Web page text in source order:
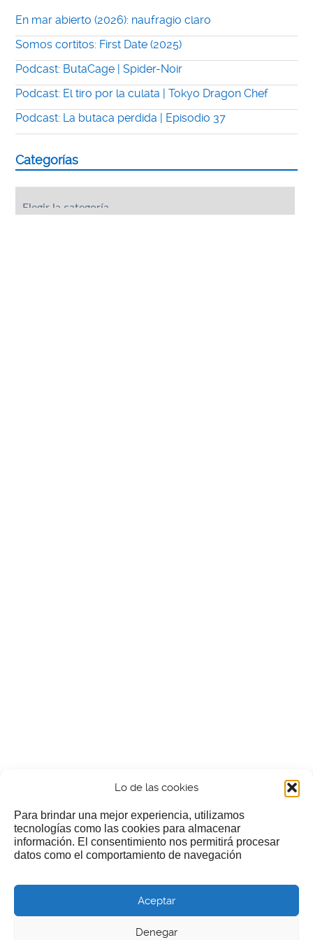
Lo de las cookies
Para brindar una mejor experiencia, utilizamos
tecnologías como las cookies para almacenar
información. El consentimiento nos permitirá procesar
datos como el comportamiento de navegación
Aceptar
Denegar
En mar abierto (2026): naufragio claro
Somos cortitos: First Date (2025)
Podcast: ButaCage | Spider-Noir
Podcast: El tiro por la culata | Tokyo Dragon Chef
Podcast: La butaca perdida | Episodio 37
Categorías
¿Nos invitas a un cafecillo?
Si te gusta nuestra web puedes echar limosna a estos